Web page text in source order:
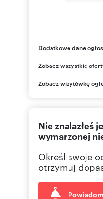
Numer oferty: 138
Dodatkowe dane
Warszawa
PL
Zobacz wszystkie
Zobacz wizytówkę
Nie znalazłeś
wymarzonej
Określ swoje
otrzymuj